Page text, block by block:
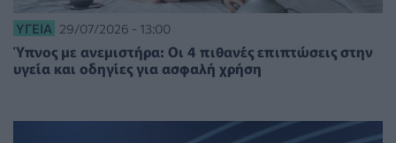
ΥΓΕΊΑ 29/07/2026 - 13:00
Ύπνος με ανεμιστήρα: Οι 4 πιθανές επιπτώσεις στην
υγεία και οδηγίες για ασφαλή χρήση